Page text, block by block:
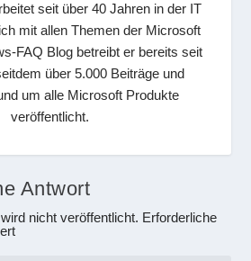
seit über 40 Jahren in der IT
mit allen Themen der Microsoft
FAQ Blog betreibt er bereits seit
über 5.000 Beiträge und
um alle Microsoft Produkte
veröffentlicht.
Antwort
nicht veröffentlicht. Erforderliche